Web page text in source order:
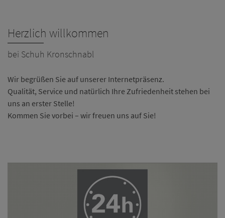
Herzlich willkommen
bei Schuh Kronschnabl
Wir begrüßen Sie auf unserer Internetpräsenz.
Qualität, Service und natürlich Ihre Zufriedenheit stehen bei
uns an erster Stelle!
Kommen Sie vorbei – wir freuen uns auf Sie!